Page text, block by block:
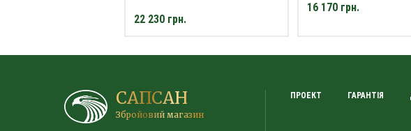
22 230 грн.
16 170 грн.
САПСАН
Збройовий магазин
ПРОЕКТ ГАРАНТІЯ